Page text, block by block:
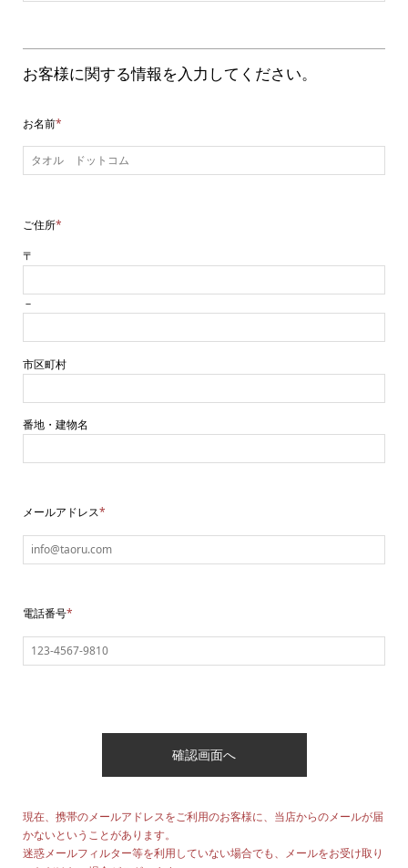
お客様に関する情報を入力してください。
お名前*
ご住所*
〒
－
市区町村
番地・建物名
メールアドレス*
電話番号*
現在、携帯のメールアドレスをご利用のお客様に、当店からのメールが届
かないということがあります。
迷惑メールフィルター等を利用していない場合でも、メールをお受け取り